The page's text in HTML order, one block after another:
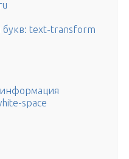
букв: text-transform
space